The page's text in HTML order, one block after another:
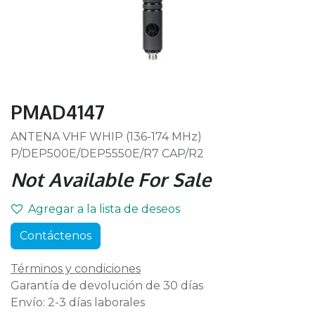
PMAD4147
ANTENA VHF WHIP (136-174 MHz)
P/DEP500E/DEP5550E/R7 CAP/R2
Not Available For Sale
Agregar a la lista de deseos
Contáctenos
Términos y condiciones
Garantía de devolución de 30 días
Envío: 2-3 días laborales